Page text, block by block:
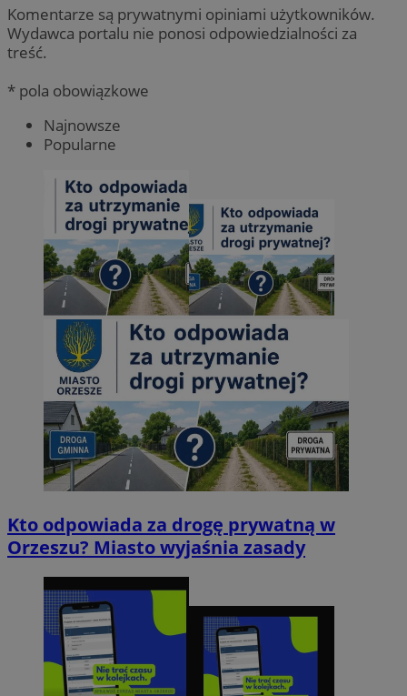
Komentarze są prywatnymi opiniami użytkowników.
Wydawca portalu nie ponosi odpowiedzialności za
treść.
* pola obowiązkowe
Najnowsze
Popularne
Kto odpowiada za drogę prywatną w
Orzeszu? Miasto wyjaśnia zasady